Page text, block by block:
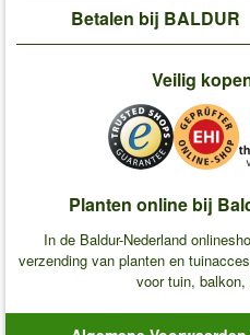
Betalen bij BALDUR
Veilig
Planten online bij
In de Baldur-Nederland
verzending van planten en
voor tuin,